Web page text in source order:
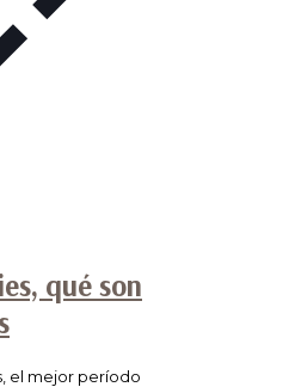
qué son
el mejor período